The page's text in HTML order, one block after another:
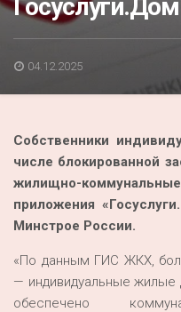
Люди родного края
Перепись — 2020
Госуслуги.Дом
04.12.2025
Собственники
числе блокированной
жилищно-
приложения
Минстрое России.
«По данным ГИС ЖКХ,
— индивидуальные жилые
обеспечено